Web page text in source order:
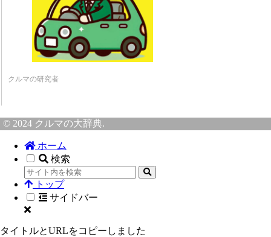
クルマの研究者
© 2024 クルマの大辞典.
ホーム
検索
トップ
サイドバー
タイトルとURLをコピーしました